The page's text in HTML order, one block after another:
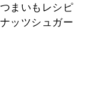
まいもレシピ
ッツシュガー